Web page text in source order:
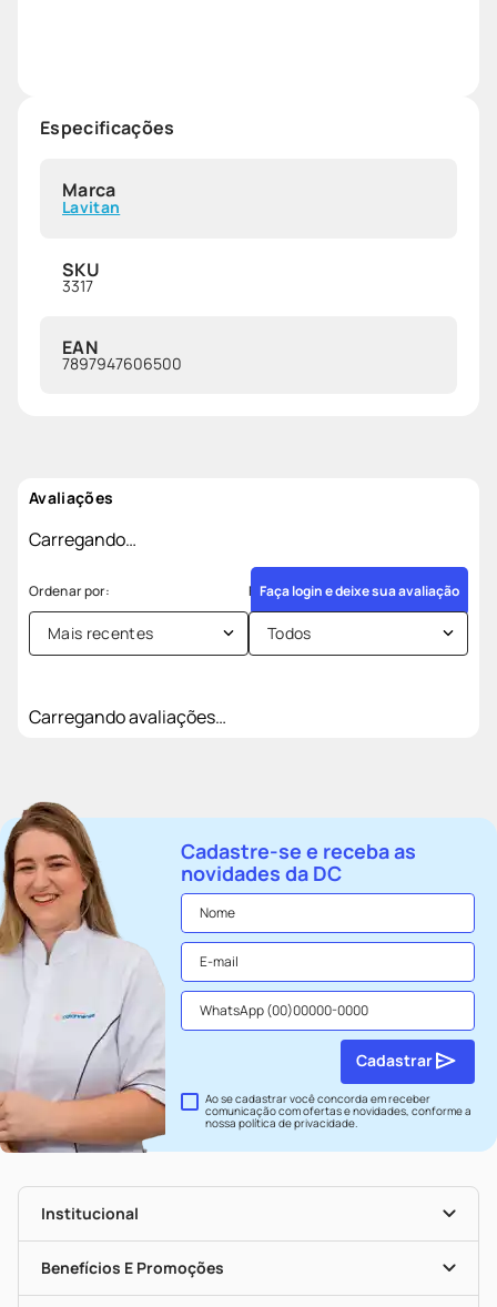
Especificações
Marca
Lavitan
SKU
3317
EAN
7897947606500
Avaliações
Carregando…
Faça login e deixe sua avaliação
Mais recentes Todos
Carregando avaliações…
Cadastre-se e receba as
novidades da DC
Ao se cadastrar você concorda em receber
comunicação com ofertas e novidades, conforme a
nossapolítica de privacidade.
Cadastrar
Institucional
História
Nossas Lojas
Seja Uma Loja Parceira
Benefícios E Promoções